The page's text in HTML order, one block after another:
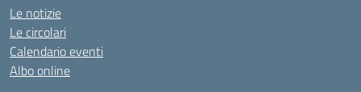
Le notizie
Le circolari
Calendario eventi
Albo online